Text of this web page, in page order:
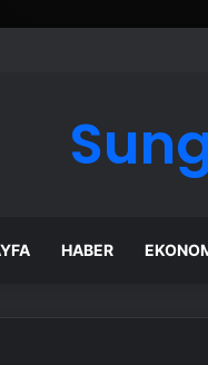
Dijital Taşımacılık
HABER